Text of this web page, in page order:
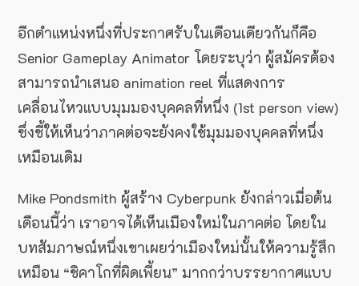
อีกตำแหน่งหนึ่งที่ประกาศรับในเดือนเดียวกันก็คือ
Senior Gameplay Animator โดยระบุว่า ผู้สมัครต้อง
สามารถนำเสนอ animation reel ที่แสดงการ
เคลื่อนไหวแบบมุมมองบุคคลที่หนึ่ง (1st person view)
ซึ่งชี้ให้เห็นว่าภาคต่อจะยังคงใช้มุมมองบุคคลที่หนึ่ง
เหมือนเดิม
Mike Pondsmith ผู้สร้าง Cyberpunk ยังกล่าวเมื่อต้น
เดือนนี้ว่า เราอาจได้เห็นเมืองใหม่ในภาคต่อ โดยใน
บทสัมภาษณ์หนึ่งเขาเผยว่าเมืองใหม่นั้นให้ความรู้สึก
เหมือน “ชิคาโกที่ผิดเพี้ยน” มากกว่าบรรยากาศแบบ